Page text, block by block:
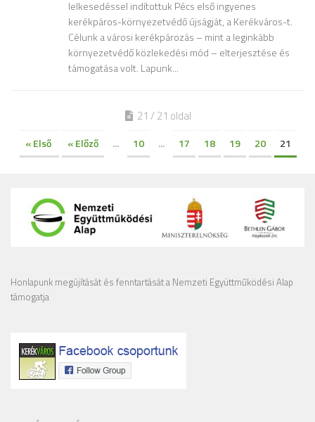
lelkesedéssel indítottuk Pécs első ingyenes
kerékpáros-környezetvédő újságját, a Kerékváros-t.
Célunk a városi kerékpározás – mint a leginkább
környezetvédő közlekedési mód – elterjesztése és
támogatása volt. Lapunk...
21 / 21 oldal
« Első « Előző ... 10 ... 17 18 19 20 21
Honlapunk megújítását és fenntartását a Nemzeti Együttműködési Alap
támogatja